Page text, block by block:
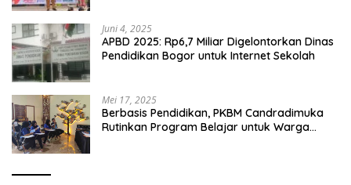
Juni 4, 2025
APBD 2025: Rp6,7 Miliar Digelontorkan Dinas
Pendidikan Bogor untuk Internet Sekolah
Mei 17, 2025
Berbasis Pendidikan, PKBM Candradimuka
Rutinkan Program Belajar untuk Warga